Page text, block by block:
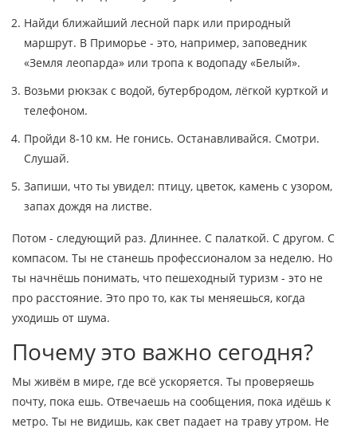
Найди ближайший лесной парк или природный
маршрут. В Приморье - это, например, заповедник
«Земля леопарда» или тропа к водопаду «Белый».
Возьми рюкзак с водой, бутербродом, лёгкой курткой и
телефоном.
Пройди 8-10 км. Не гонись. Останавливайся. Смотри.
Слушай.
Запиши, что ты увидел: птицу, цветок, камень с узором,
запах дождя на листве.
Потом - следующий раз. Длиннее. С палаткой. С другом. С
компасом. Ты не станешь профессионалом за неделю. Но
ты начнёшь понимать, что пешеходный туризм - это не
про расстояние. Это про то, как ты меняешься, когда
уходишь от шума.
Почему это важно сегодня?
Мы живём в мире, где всё ускоряется. Ты проверяешь
почту, пока ешь. Отвечаешь на сообщения, пока идёшь к
метро. Ты не видишь, как свет падает на траву утром. Не